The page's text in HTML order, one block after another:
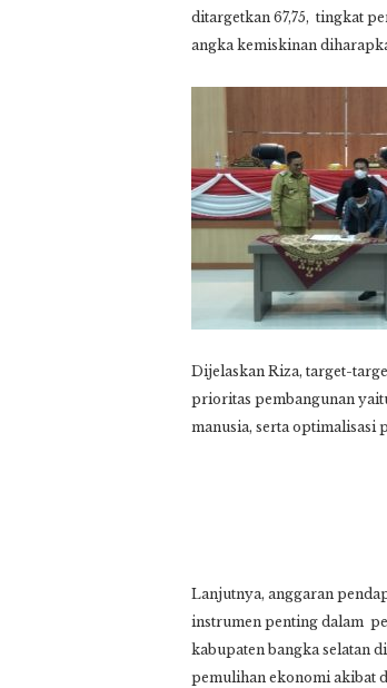
ditargetkan 67,75, tingkat
angka kemiskinan
Dijelaskan Riza, target-
prioritas pembangunan
manusia, serta optimalisasi
Lanjutnya, anggaran
instrumen penting dalam
kabupaten bangka selatan
pemulihan ekonomi akibat